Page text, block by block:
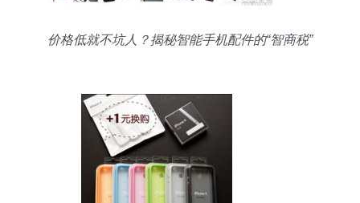
价格低就不坑人？揭秘智能手机配件的“智商税”